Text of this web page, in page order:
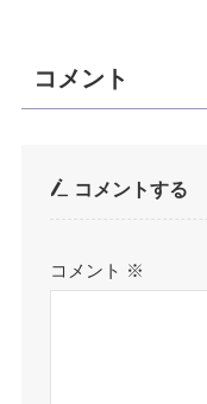
コメント
コメントする
コメント ※